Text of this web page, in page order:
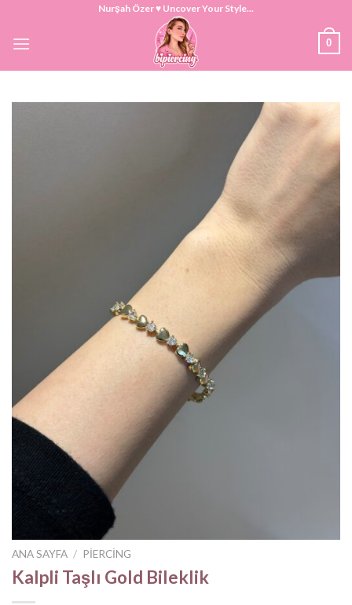
content
Nurşah Özer ♥ Uncover Your Style...
0
ANA SAYFA / PIERCING
Kalpli Taşlı Gold Bileklik